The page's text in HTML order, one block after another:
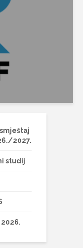
2027.
studij